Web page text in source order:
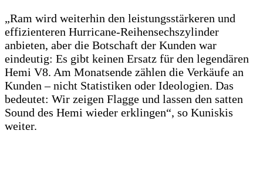
„Ram wird weiterhin den leistungsstärkeren und
effizienteren Hurricane-Reihensechszylinder
anbieten, aber die Botschaft der Kunden war
eindeutig: Es gibt keinen Ersatz für den legendären
Hemi V8. Am Monatsende zählen die Verkäufe an
Kunden – nicht Statistiken oder Ideologien. Das
bedeutet: Wir zeigen Flagge und lassen den satten
Sound des Hemi wieder erklingen“, so Kuniskis
weiter.